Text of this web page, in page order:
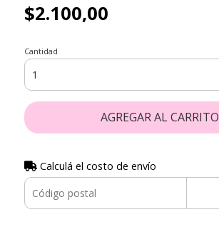
$2.100,00
Cantidad
AGREGAR AL CARRITO
Calculá el costo de envío